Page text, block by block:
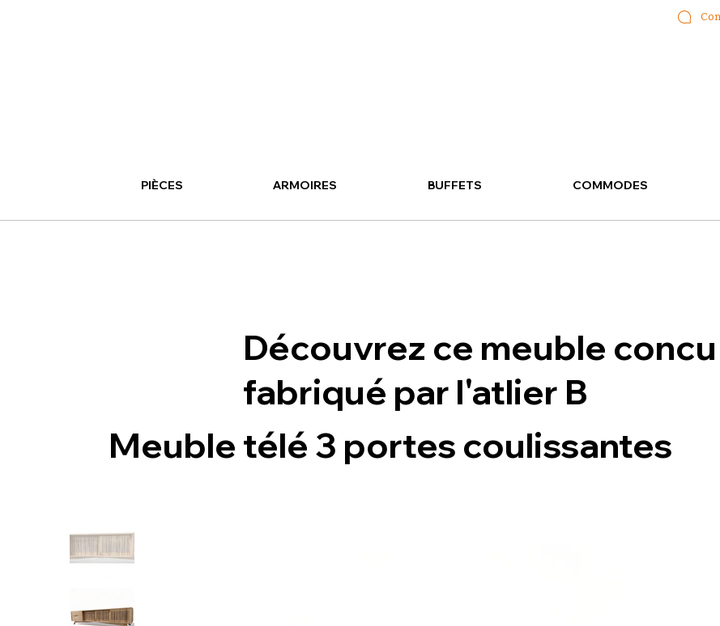
PIÈCES ARMOIRES BUFFETS COMMODES
Découvrez ce meuble
fabriqué par l'atlier B
Meuble télé 3 portes coulissantes